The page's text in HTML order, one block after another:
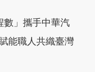
數」攜手中華汽
能職人共織臺灣